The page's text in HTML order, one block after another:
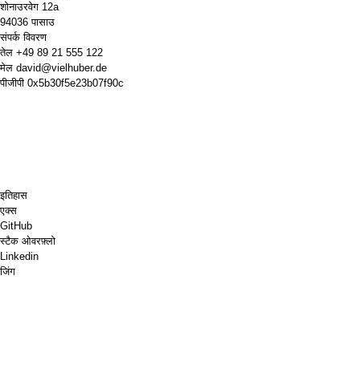
शोनाउरवेग 12a
94036 पासाउ
संपर्क विवरण
तेल +49 89 21 555 122
मेल david@vielhuber.de
पीजीपी 0x5b30f5e23b07f90c
इतिहास
एक्स
GitHub
स्टैक ओवरफ़्लो
Linkedin
जिंग